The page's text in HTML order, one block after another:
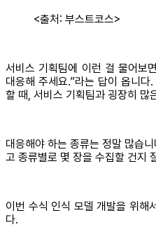
<출처: 부스트코스>
서비스 기획팀에 이런 걸 물어보
대응해 주세요.”라는 답이 옵니
할 때, 서비스 기획팀과 굉장히 많
대응해야 하는 종류는 정말 많습
고 종류별로 몇 장을 수집할 건지
이번 수식 인식 모델 개발을 위해
다.